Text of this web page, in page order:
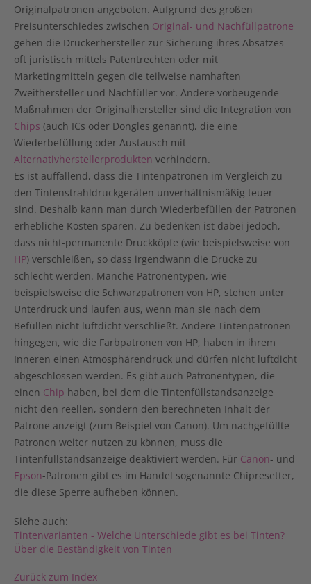
Originalpatronen angeboten. Aufgrund des großen
Preisunterschiedes zwischen Original- und Nachfüllpatrone
gehen die Druckerhersteller zur Sicherung ihres Absatzes
oft juristisch mittels Patentrechten oder mit
Marketingmitteln gegen die teilweise namhaften
Zweithersteller und Nachfüller vor. Andere vorbeugende
Maßnahmen der Originalhersteller sind die Integration von
Chips (auch ICs oder Dongles genannt), die eine
Wiederbefüllung oder Austausch mit
Alternativherstellerprodukten verhindern.
Es ist auffallend, dass die Tintenpatronen im Vergleich zu
den Tintenstrahldruckgeräten unverhältnismäßig teuer
sind. Deshalb kann man durch Wiederbefüllen der Patronen
erhebliche Kosten sparen. Zu bedenken ist dabei jedoch,
dass nicht-permanente Druckköpfe (wie beispielsweise von
HP) verschleißen, so dass irgendwann die Drucke zu
schlecht werden. Manche Patronentypen, wie
beispielsweise die Schwarzpatronen von HP, stehen unter
Unterdruck und laufen aus, wenn man sie nach dem
Befüllen nicht luftdicht verschließt. Andere Tintenpatronen
hingegen, wie die Farbpatronen von HP, haben in ihrem
Inneren einen Atmosphärendruck und dürfen nicht luftdicht
abgeschlossen werden. Es gibt auch Patronentypen, die
einen Chip haben, bei dem die Tintenfüllstandsanzeige
nicht den reellen, sondern den berechneten Inhalt der
Patrone anzeigt (zum Beispiel von Canon). Um nachgefüllte
Patronen weiter nutzen zu können, muss die
Tintenfüllstandsanzeige deaktiviert werden. Für Canon- und
Epson-Patronen gibt es im Handel sogenannte Chipresetter,
die diese Sperre aufheben können.
Siehe auch:
Tintenvarianten - Welche Unterschiede gibt es bei Tinten?
Über die Beständigkeit von Tinten
Zurück zum Index